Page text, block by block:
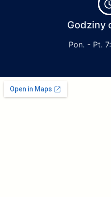
Godziny
Pon. - Pt.